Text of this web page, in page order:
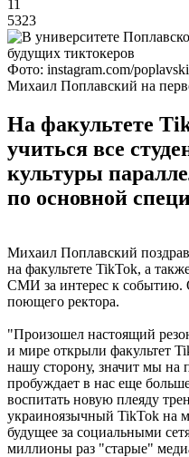
11
5323
Фото: instagram.com/
Михаил Поплавский на
На факультете
учиться все
культуры
по основной
Михаил Поплавский
на факультете TikTok, а
СМИ за интерес к событию.
поющего ректора.
"Произошел настоящий
и мире открыли факультет
нашу сторону, значит мы на
пробуждает в нас еще
воспитать новую плеяду
украиноязычный TikTok на
будущее за социальными
миллионы раз "старые"